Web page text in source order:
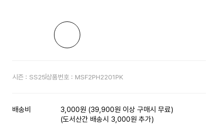
시즌 : SS25상품번호 : MSF2PH2201PK
배송비
3,000원 (39,900원 이상 구매시 무료)
(도서산간 배송시 3,000원 추가)